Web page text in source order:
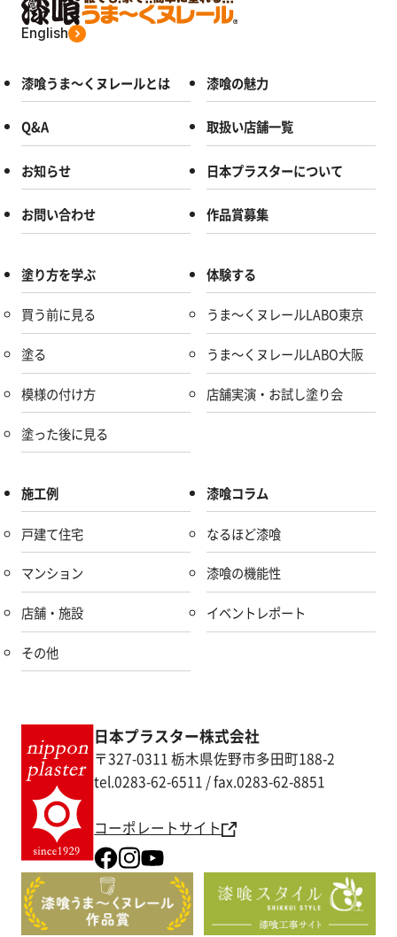
English
漆喰うま～くヌレールとは 漆喰の魅力
Q&A 取扱い店舗一覧
お知らせ 日本プラスターについて
お問い合わせ 作品賞募集
塗り方を学ぶ
買う前に見る
塗る
模様の付け方
塗った後に見る
体験する
うま～くヌレールLABO東京
うま～くヌレールLABO大阪
店舗実演・お試し塗り会
施工例
戸建て住宅
マンション
店舗・施設
その他
漆喰コラム
なるほど漆喰
漆喰の機能性
イベントレポート
日本プラスター株式会社
〒327-0311 栃木県佐野市多田町188-2
tel.0283-62-6511 / fax.0283-62-8851
コーポレートサイト